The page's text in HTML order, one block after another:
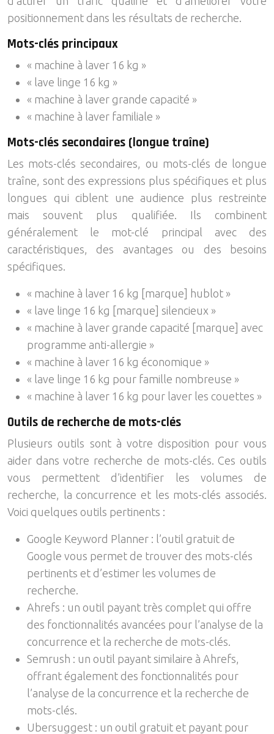
positionnement dans les résultats de recherche.
Mots-clés principaux
« machine à laver 16 kg »
« lave linge 16 kg »
« machine à laver grande capacité »
« machine à laver familiale »
Mots-clés secondaires (longue traîne)
Les mots-clés secondaires, ou mots-clés de longue
traîne, sont des expressions plus spécifiques et plus
longues qui ciblent une audience plus restreinte
mais souvent plus qualifiée. Ils combinent
généralement le mot-clé principal avec des
caractéristiques, des avantages ou des besoins
spécifiques.
« machine à laver 16 kg [marque] hublot »
« lave linge 16 kg [marque] silencieux »
« machine à laver grande capacité [marque] avec
programme anti-allergie »
« machine à laver 16 kg économique »
« lave linge 16 kg pour famille nombreuse »
« machine à laver 16 kg pour laver les couettes »
Outils de recherche de mots-clés
Plusieurs outils sont à votre disposition pour vous
aider dans votre recherche de mots-clés. Ces outils
vous permettent d’identifier les volumes de
recherche, la concurrence et les mots-clés associés.
Voici quelques outils pertinents :
Google Keyword Planner : l’outil gratuit de
Google vous permet de trouver des mots-clés
pertinents et d’estimer les volumes de
recherche.
Ahrefs : un outil payant très complet qui offre
des fonctionnalités avancées pour l’analyse de la
concurrence et la recherche de mots-clés.
Semrush : un outil payant similaire à Ahrefs,
offrant également des fonctionnalités pour
l’analyse de la concurrence et la recherche de
mots-clés.
Ubersuggest : un outil gratuit et payant pour